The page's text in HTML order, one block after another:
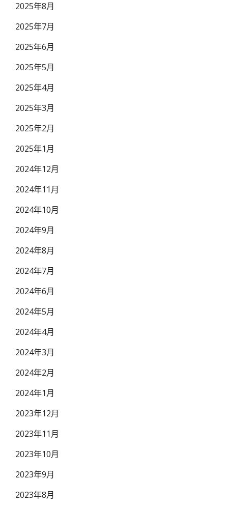
2025年8月
2025年7月
2025年6月
2025年5月
2025年4月
2025年3月
2025年2月
2025年1月
2024年12月
2024年11月
2024年10月
2024年9月
2024年8月
2024年7月
2024年6月
2024年5月
2024年4月
2024年3月
2024年2月
2024年1月
2023年12月
2023年11月
2023年10月
2023年9月
2023年8月